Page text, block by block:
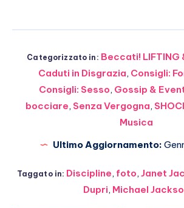
Categorizzato in: Beccati! LIFTING
Caduti in Disgrazia, Consigli:
Consigli: Sesso, Gossip &
bocciare, Senza Vergogna,
Musica
Ultimo Aggiornamento:
Taggato in: Discipline, foto,Janet
Dupri, Michael